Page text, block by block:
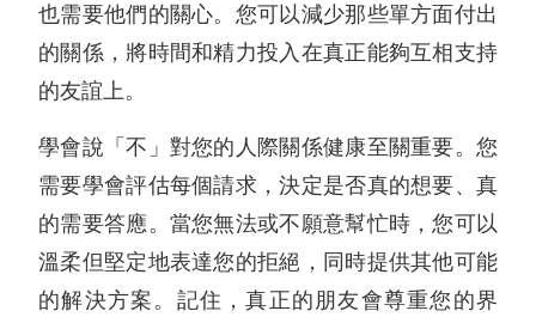
也需要他們的關心。您可以減少那些單方面付出
的關係，將時間和精力投入在真正能夠互相支持
的友誼上。
學會說「不」對您的人際關係健康至關重要。您
需要學會評估每個請求，決定是否真的想要、真
的需要答應。當您無法或不願意幫忙時，您可以
溫柔但堅定地表達您的拒絕，同時提供其他可能
的解決方案。記住，真正的朋友會尊重您的界